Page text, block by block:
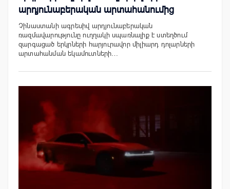
արդյունաբերական արտահանումից
Չինաստանի ագրեսիվ արդյունաբերական
ռազմավարությունը ուղղակի սպառնալիք է ստեղծում
զարգացած երկրների հարյուրավոր միլիարդ դոլարների
արտահանման եկամուտների…